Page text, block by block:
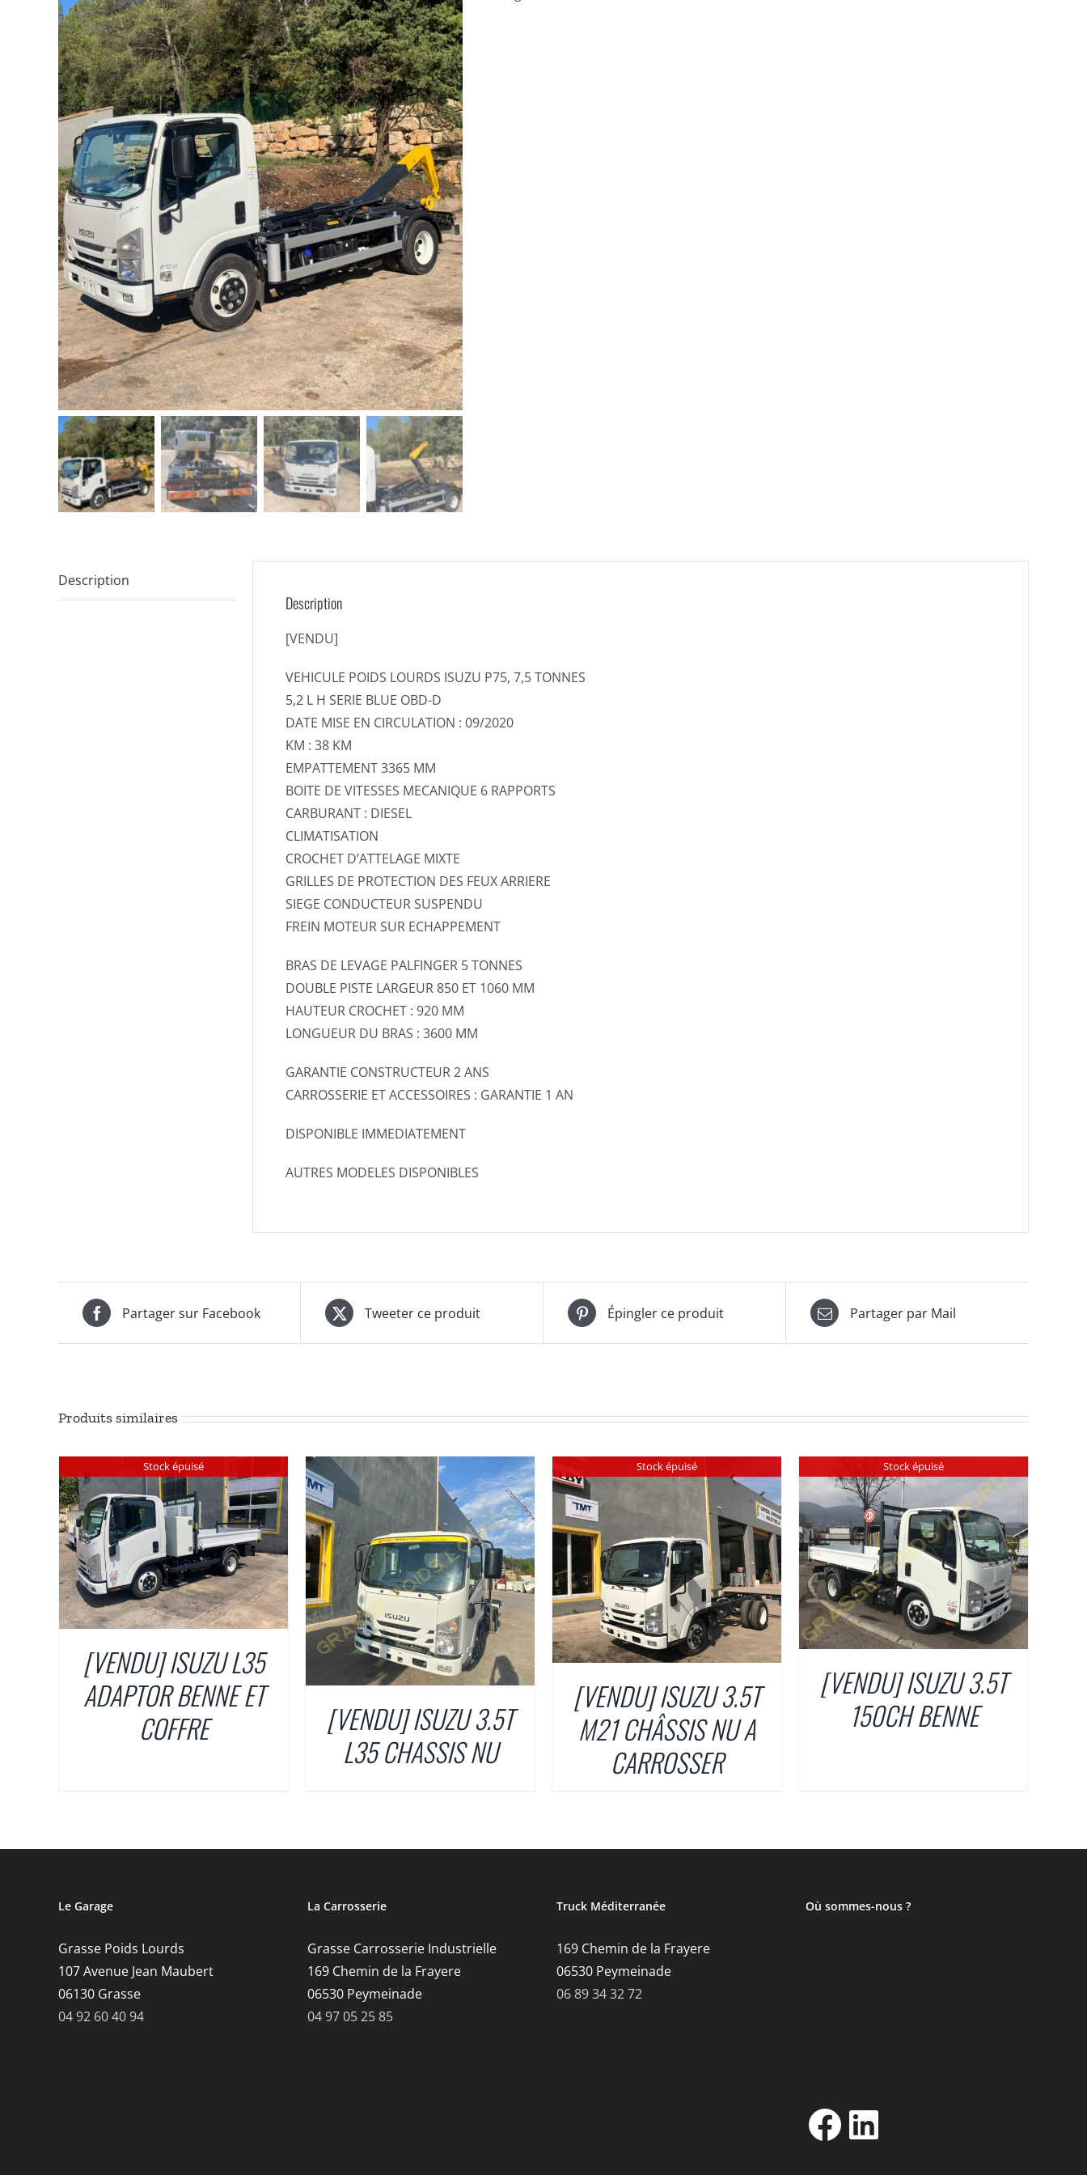
Description
Description
[VENDU]
VEHICULE POIDS LOURDS ISUZU P75, 7,5 TONNES
5,2 L H SERIE BLUE OBD-D
DATE MISE EN CIRCULATION : 09/2020
KM : 38 KM
EMPATTEMENT 3365 MM
BOITE DE VITESSES MECANIQUE 6 RAPPORTS
CARBURANT : DIESEL
CLIMATISATION
CROCHET D’ATTELAGE MIXTE
GRILLES DE PROTECTION DES FEUX ARRIERE
SIEGE CONDUCTEUR SUSPENDU
FREIN MOTEUR SUR ECHAPPEMENT
BRAS DE LEVAGE PALFINGER 5 TONNES
DOUBLE PISTE LARGEUR 850 ET 1060 MM
HAUTEUR CROCHET : 920 MM
LONGUEUR DU BRAS : 3600 MM
GARANTIE CONSTRUCTEUR 2 ANS
CARROSSERIE ET ACCESSOIRES : GARANTIE 1 AN
DISPONIBLE IMMEDIATEMENT
AUTRES MODELES DISPONIBLES
Partager sur Facebook Tweeter ce produit Épingler ce produit Partager par Mail
Produits similaires
Stock épuisé
[VENDU] ISUZU L35
ADAPTOR BENNE ET
COFFRE
/ DÉTAILS
[VENDU] ISUZU 3.5T
L35 CHASSIS NU
Stock épuisé
DÉTAILS
[VENDU] ISUZU 3.5T
M21 CHÂSSIS NU A
CARROSSER
Stock épuisé
DÉTAILS
[VENDU] ISUZU 3.5T
150CH BENNE
Le Garage
Grasse Poids Lourds
107 Avenue Jean Maubert
06130 Grasse
04 92 60 40 94
La Carrosserie
Grasse Carrosserie Industrielle
169 Chemin de la Frayere
06530 Peymeinade
04 97 05 25 85
Truck Méditerranée
169 Chemin de la Frayere
06530 Peymeinade
06 89 34 32 72
Où sommes-nous ?